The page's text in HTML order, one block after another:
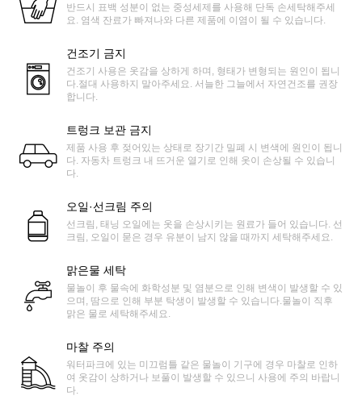
반드시 표백 성분이 없는 중성세제를 사용해 단독 손세탁해주세
요. 염색 잔료가 빠져나와 다른 제품에 이염이 될 수 있습니다.
건조기 금지
건조기 사용은 옷감을 상하게 하며, 형태가 변형되는 원인이 됩니
다.절대 사용하지 말아주세요. 서늘한 그늘에서 자연건조를 권장
합니다.
트렁크 보관 금지
제품 사용 후 젖어있는 상태로 장기간 밀폐 시 변색에 원인이 됩니
다. 자동차 트렁크 내 뜨거운 열기로 인해 옷이 손상될 수 있습니
다.
오일·선크림 주의
선크림, 태닝 오일에는 옷을 손상시키는 원료가 들어 있습니다. 선
크림, 오일이 묻은 경우 유분이 남지 않을 때까지 세탁해주세요.
맑은물 세탁
물놀이 후 물속에 화학성분 및 염분으로 인해 변색이 발생할 수 있
으며, 땀으로 인해 부분 탁생이 발생할 수 있습니다.물놀이 직후
맑은 물로 세탁해주세요.
마찰 주의
워터파크에 있는 미끄럼틀 같은 물놀이 기구에 경우 마찰로 인하
여 옷감이 상하거나 보풀이 발생할 수 있으니 사용에 주의 바랍니
다.